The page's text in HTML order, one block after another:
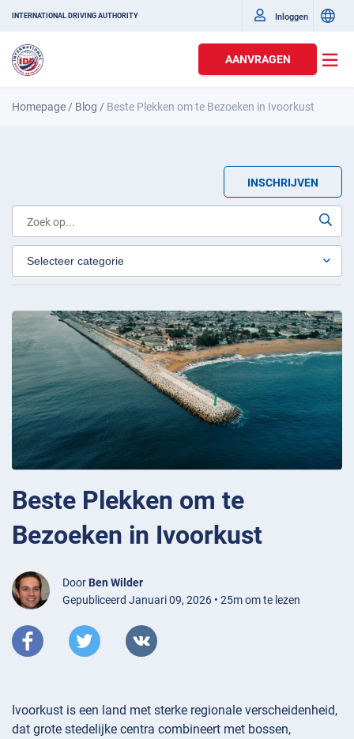
INTERNATIONAL DRIVING AUTHORITY Inloggen
AANVRAGEN
Homepage / Blog / Beste Plekken om te Bezoeken in Ivoorkust
INSCHRIJVEN
Beste Plekken om te
Bezoeken in Ivoorkust
Door Ben Wilder
Gepubliceerd Januari 09, 2026 • 25m om te lezen
Ivoorkust is een land met sterke regionale verscheidenheid,
dat grote stedelijke centra combineert met bossen,